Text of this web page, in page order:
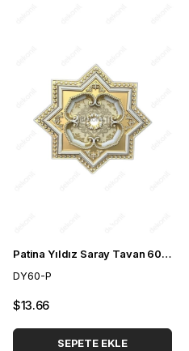
Patina Yıldız Saray Tavan 60cm
DY60-P
$13.66
SEPETE EKLE